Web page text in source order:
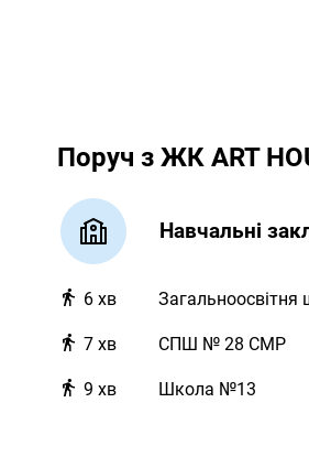
Поруч з ЖК ART
Навчальні
6 хв Загальноосвітня
7 хв СПШ № 28 СМР
9 хв Школа №13